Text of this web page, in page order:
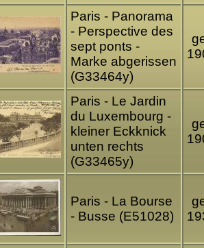
Paris - Panorama
- Perspective des
sept ponts -
Marke abgerissen
(G33464y)
Paris - Le Jardin
du Luxembourg -
kleiner Eckknick
unten rechts
(G33465y)
Paris - La Bourse
- Busse (E51028)